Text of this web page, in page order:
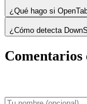
¿Qué hago si
¿Cómo detecta
Comentarios